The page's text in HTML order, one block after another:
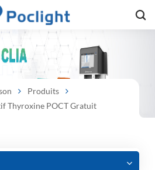
Produits
Thyroxine POCT Gratuit